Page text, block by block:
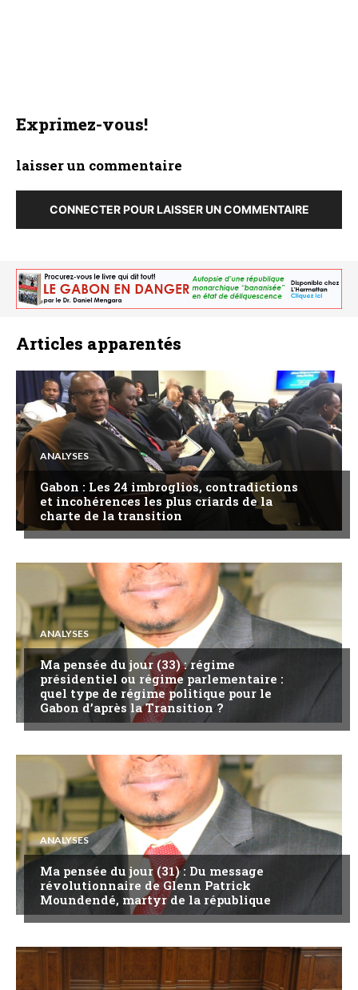
Exprimez-vous!
laisser un commentaire
CONNECTER POUR LAISSER UN COMMENTAIRE
Articles apparentés
ANALYSES
Gabon : Les 24 imbroglios, contradictions
et incohérences les plus criards de la
charte de la transition
ANALYSES
Ma pensée du jour (33) : régime
présidentiel ou régime parlementaire :
quel type de régime politique pour le
Gabon d’après la Transition ?
ANALYSES
Ma pensée du jour (31) : Du message
révolutionnaire de Glenn Patrick
Moundendé, martyr de la république